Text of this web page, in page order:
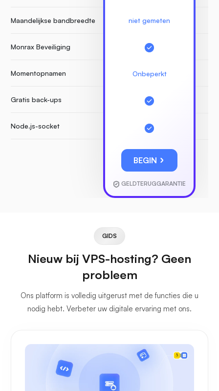
Maandelijkse bandbreedte
Monrax Beveiliging
Momentopnamen
Gratis back-ups
Node.js-socket
niet gemeten
Onbeperkt
BEGIN
GELDTERUGGARANTIE
GIDS
Nieuw bij VPS-hosting? Geen
probleem
Ons platform is volledig uitgerust met de functies die u
nodig hebt. Verbeter uw digitale ervaring met ons.